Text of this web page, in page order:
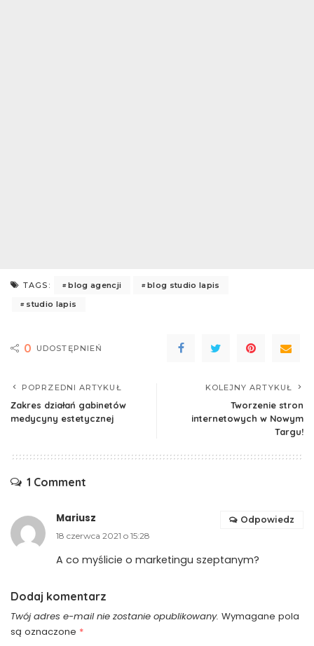
TAGS: blog agencji
blog studio lapis
studio lapis
0 UDOSTĘPNIEŃ
POPRZEDNI ARTYKUŁ
Zakres działań gabinetów
medycyny estetycznej
KOLEJNY ARTYKUŁ
Tworzenie stron
internetowych w Nowym
Targu!
1 Comment
Mariusz
18 czerwca 2021 o 15:28
A co myślicie o marketingu szeptanym?
Odpowiedz
Dodaj komentarz
Twój adres e-mail nie zostanie opublikowany. Wymagane pola
są oznaczone *